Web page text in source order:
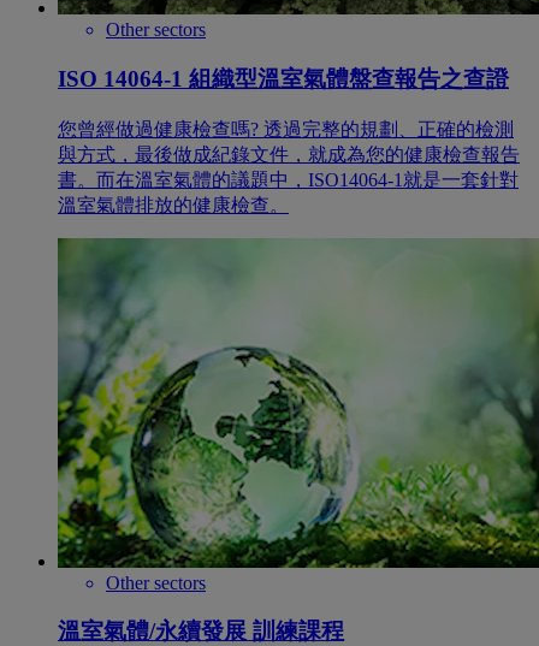
Other sectors
ISO 14064-1 組織型溫室氣體盤查報告之查證
您曾經做過健康檢查嗎? 透過完整的規劃、正確的檢測
與方式，最後做成紀錄文件，就成為您的健康檢查報告
書。而在溫室氣體的議題中，ISO14064-1就是一套針對
溫室氣體排放的健康檢查。
Other sectors
溫室氣體/永續發展 訓練課程